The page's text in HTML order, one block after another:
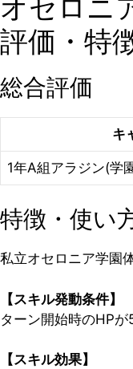
オセロニ
評価・特
総合評価
キ
1年A組アラジン(学
特徴・使い
私立オセロニア学園
【スキル発動条件】
ターン開始時のHPが
【スキル効果】